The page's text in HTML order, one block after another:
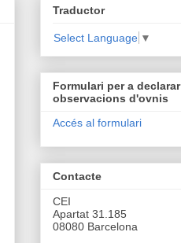
Traductor
Select Language ▼
Formulari per a declarar
observacions d'ovnis
Accés al formulari
Contacte
CEI
Apartat 31.185
08080 Barcelona